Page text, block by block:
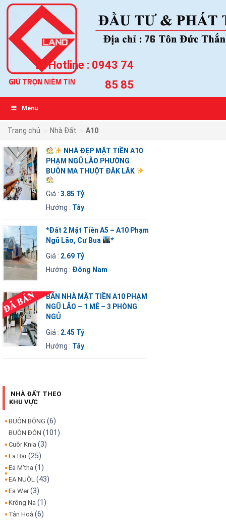
Hotline : 0943 74
85 85
Menu
Trang chủ Nhà Đất A10
NHÀ ĐẸP MẶT TIỀN A10
PHẠM NGŨ LÃO PHƯỜNG
BUÔN MA THUỘT ĐĂK LĂK
Giá :3.85 Tỷ
Hướng : Tây
*Đất 2 Mặt Tiền A5 – A10 Phạm
Ngũ Lão, Cư Bua
*
Giá : 2.69 Tỷ
Hướng : Đông Nam
BÁN NHÀ MẶT TIỀN A10 PHẠM
NGŨ LÃO – 1 MÊ – 3 PHÒNG
NGỦ
Giá : 2.45 Tỷ
Hướng : Tây
NHÀ ĐẤT THEO
KHU VỰC
BUÔN BÔNG (6)
BUÔN ĐÔN (101)
Cuôr Knia (3)
Ea Bar(25)
Ea M'tha (1)
EA NUÔL (43)
Ea Wer(3)
Krông Na (1)
Tân Hoà (6)